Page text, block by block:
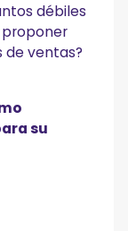
débiles
de ventas?
su